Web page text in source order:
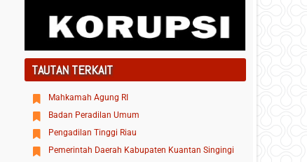
TAUTAN TERKAIT
Mahkamah Agung RI
Badan Peradilan Umum
Pengadilan Tinggi Riau
Pemerintah Daerah Kabupaten Kuantan Singingi